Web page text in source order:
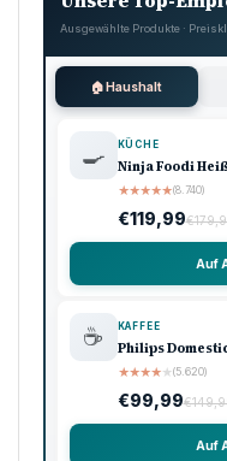
Ausgewählte Produkte ·
🏠 Haushalt
🍳 KÜCHE
Ninja Foodi
★★★★★(8.740)
€119,99
Auf
☕ KAFFEE
Philips
★★★★★(5.620)
€99,99
Auf